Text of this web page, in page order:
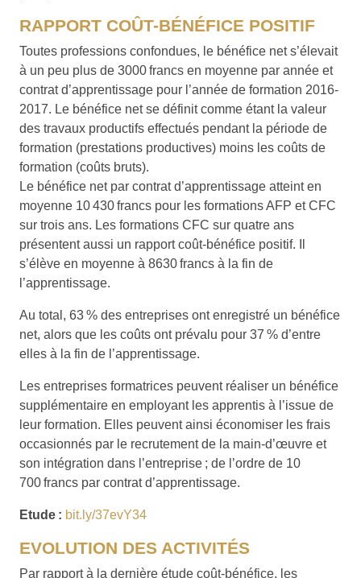
RAPPORT COÛT-BÉNÉFICE POSITIF
Toutes professions confondues, le bénéfice net s’élevait
à un peu plus de 3000 francs en moyenne par année et
contrat d’apprentissage pour l’année de formation 2016-
2017. Le bénéfice net se définit comme étant la valeur
des travaux productifs effectués pendant la période de
formation (prestations productives) moins les coûts de
formation (coûts bruts).
Le bénéfice net par contrat d’apprentissage atteint en
moyenne 10 430 francs pour les formations AFP et CFC
sur trois ans. Les formations CFC sur quatre ans
présentent aussi un rapport coût-bénéfice positif. Il
s’élève en moyenne à 8630 francs à la fin de
l’apprentissage.
Au total, 63 % des entreprises ont enregistré un bénéfice
net, alors que les coûts ont prévalu pour 37 % d’entre
elles à la fin de l’apprentissage.
Les entreprises formatrices peuvent réaliser un bénéfice
supplémentaire en employant les apprentis à l’issue de
leur formation. Elles peuvent ainsi économiser les frais
occasionnés par le recrutement de la main-d’œuvre et
son intégration dans l’entreprise ; de l’ordre de 10
700 francs par contrat d’apprentissage.
Etude : bit.ly/37evY34
EVOLUTION DES ACTIVITÉS
Par rapport à la dernière étude coût-bénéfice, les